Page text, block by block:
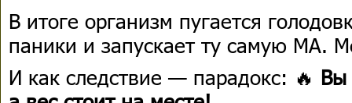
В итоге организм пугается
паники и запускает ту самую МА.
И как следствие — парадокс: 🔥 Вы